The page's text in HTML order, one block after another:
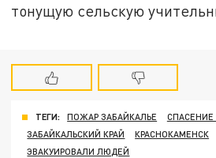
тонущую сельскую
ТЕГИ: ПОЖАР ЗАБАЙКАЛЬЕ
ЗАБАЙКАЛЬСКИЙ КРАЙ
КРАСНОКАМЕНСК
ЭВАКУИРОВАЛИ ЛЮДЕЙ